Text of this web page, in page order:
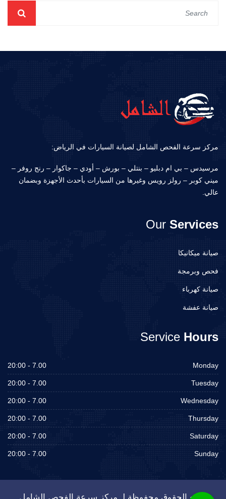
مركز سرعة الفحص الشامل لصيانة السيارات في الرياض:
مرسيدس – بي ام دبليو – بنتلي – بورش – أودي – جاكوار – رنج روفر –
ميني كوبر – رولز رويس وغيرها من السيارات بأحدث الأجهزة وبضمان
عالي.
Our Services
صيانة ميكانيكا
فحص وبرمجة
صيانة كهرباء
صيانة عفشة
Service Hours
Monday
7.00 - 20:00
Tuesday
7.00 - 20:00
Wednesday
7.00 - 20:00
Thursday
7.00 - 20:00
Saturday
7.00 - 20:00
Sunday
7.00 - 20:00